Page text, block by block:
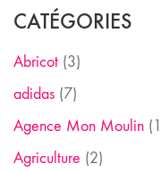
CATÉGORIES
Abricot (3)
adidas (7)
Agence Mon Moulin
Agriculture (2)